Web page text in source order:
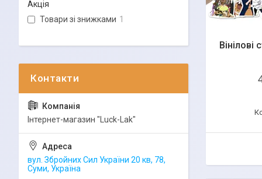
Вінілові
Акція
Товари зі знижками 1
Інтернет-магазин "Luck-Lak"
вул. Збройних Сил України 20 кв, 78,
Суми, Україна